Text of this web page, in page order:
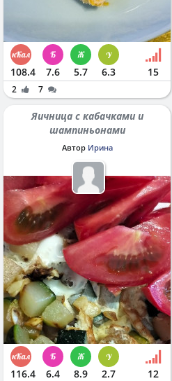
108.4 7.6 5.7 6.3 15
2 7
Яичница с кабачками и
шампиньонами
Автор Ирина
116.4 6.4 8.9 2.7 12